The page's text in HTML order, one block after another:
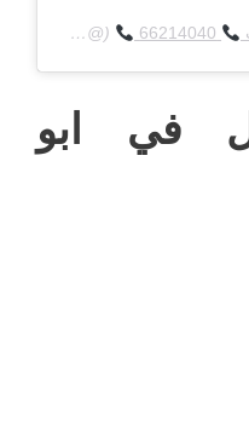
(@q8deliverycom) on
في ابو